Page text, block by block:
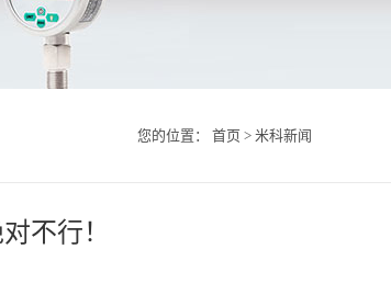
您的位置： 首页 > 米科新闻
不行！